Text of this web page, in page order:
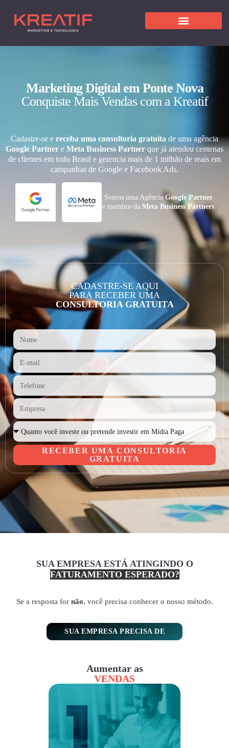
Marketing Digital em Ponte Nova
Conquiste Mais Vendas com a Kreatif
Cadastre-se e receba uma consultoria gratuita de uma agência
Google Partner e Meta Business Partner que já atendeu centenas
de clientes em todo Brasil e gerencia mais de 1 milhão de reais em
campanhas de Google e Facebook Ads.
Somos uma AgênciaGoogle Partner
e membro daMeta Business Partners
CADASTRE-SE AQUI
PARA RECEBER UMA
CONSULTORIA GRATUITA
RECEBER UMA CONSULTORIA
GRATUITA
SUA EMPRESA ESTÁ ATINGINDO O
FATURAMENTO ESPERADO?
Se a resposta for não, você precisa conhecer o nosso método.
SUA EMPRESA PRECISA DE
Aumentar as
VENDAS